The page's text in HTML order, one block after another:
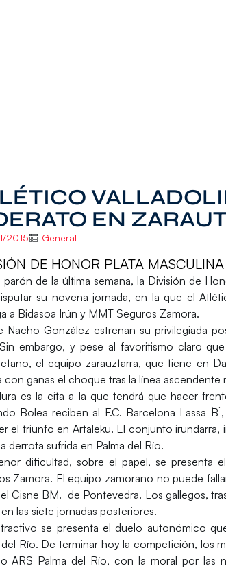
EN
2015 General
DE HONOR PLATA
parón de la última semana, la División de
su novena jornada, en la que el
a Bidasoa Irún y MMT Seguros Zamora.
Nacho González estrenan su privilegiada
embargo, y pese al favoritismo claro
el equipo zarauztarra, que tiene en
con ganas el choque tras la línea
es la cita a la que tendrá que hacer
Bolea reciben al F.C. Barcelona Lassa `B´
el triunfo en Artaleku. El conjunto
derrota sufrida en Palma del Río.
dificultad, sobre el papel, se presenta
Zamora. El equipo zamorano no puede
Cisne BM. de Pontevedra. Los gallegos,
las siete jornadas posteriores.
se presenta el duelo autonómico
Río. De terminar hoy la competición, los
ARS Palma del Río, con la moral por las